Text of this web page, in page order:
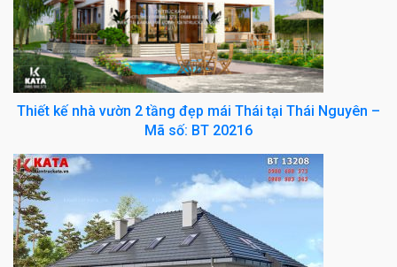
Thiết kế nhà vườn 2 tầng đẹp mái Thái tại Thái Nguyên –
Mã số: BT 20216